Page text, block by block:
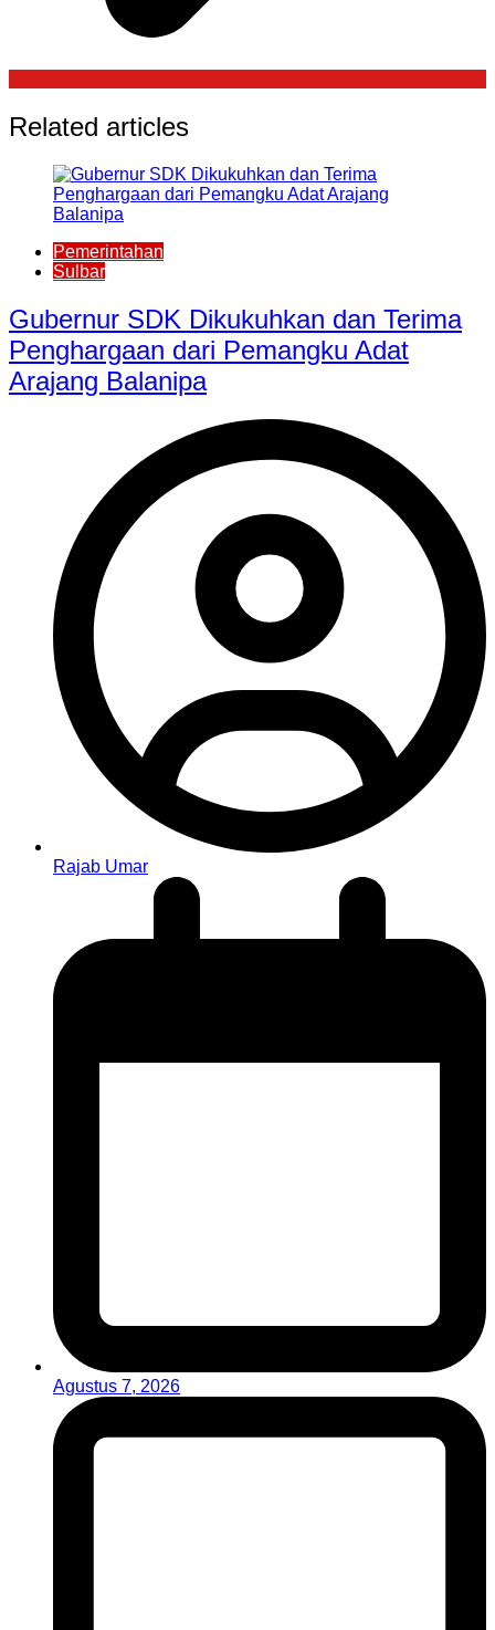
Related articles
Pemerintahan
Sulbar
Gubernur SDK Dikukuhkan dan Terima
Penghargaan dari Pemangku Adat
Arajang Balanipa
Rajab Umar
Agustus 7, 2026